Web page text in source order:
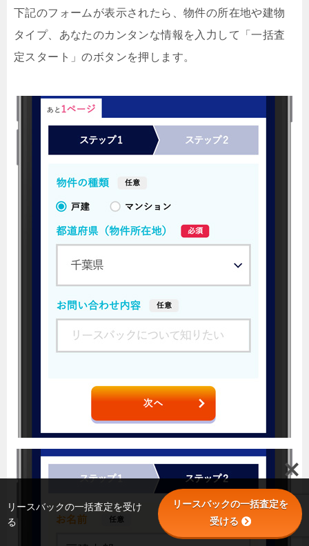
下記のフォームが表示されたら、物件の所在地や建物
タイプ、あなたのカンタンな情報を入力して「一括査
定スタート」のボタンを押します。
リースバックの一括査定を受け
る
リースバックの一括査定を
受ける